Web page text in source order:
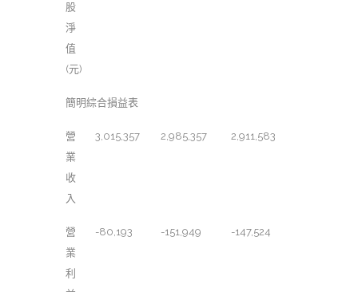
股
淨
值
(元)
簡明綜合損益表
營
業
收
入
3,015,357 2,985,357 2,911,583
營
業
利
-80,193 -151,949 -147,524